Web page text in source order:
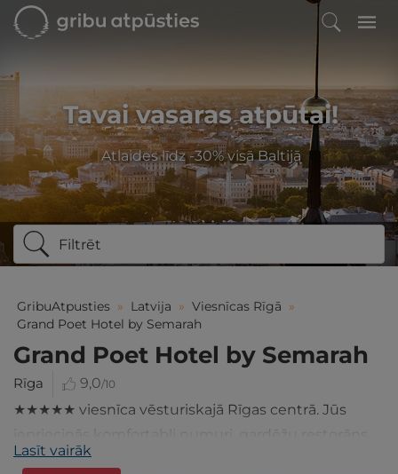
Tavai vasaras atpūtai!
Atlaides līdz -30% visā Baltijā
Filtrēt
GribuAtpusties » Latvija » Viesnīcas Rīgā »
Grand Poet Hotel by Semarah
Grand Poet Hotel by Semarah
Rīga 9,0/10
★★★★★ viesnīca vēsturiskajā Rīgas centrā. Jūs
iepriecinās komfortabli numuri, gardēžu restorāns,
SPA procedūras un plašs Wellness centrs. Ienāc!
Lasīt vairāk